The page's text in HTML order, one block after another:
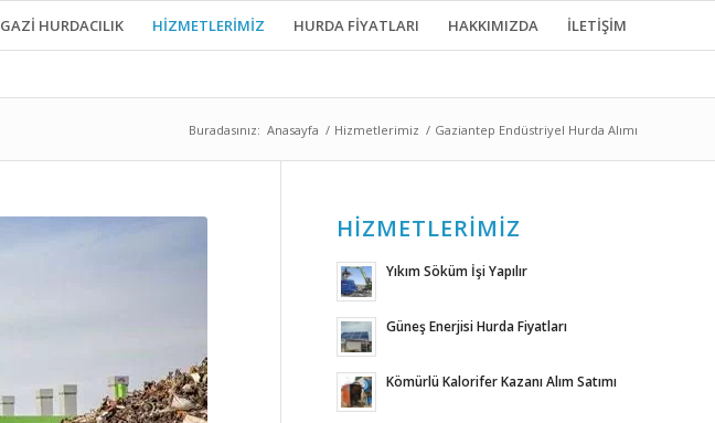
GAZI HURDACILIK HIZMETLERIMIZ HURDA FIYATLARI HAKKIMIZDA İLETIŞIM
Buradasınız: Anasayfa / Hizmetlerimiz / Gaziantep Endüstriyel Hurda Alımı
HIZMETLERIMIZ
Yıkım Söküm İşi Yapılır
Güneş Enerjisi Hurda Fiyatları
Kömürlü Kalorifer Kazanı Alım Satımı